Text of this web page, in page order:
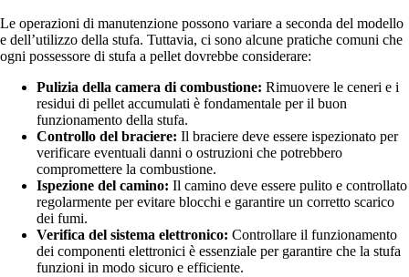
Le operazioni di manutenzione possono variare a seconda del modello
e dell’utilizzo della stufa. Tuttavia, ci sono alcune pratiche comuni che
ogni possessore di stufa a pellet dovrebbe considerare:
Pulizia della camera di combustione: Rimuovere le ceneri e i
residui di pellet accumulati è fondamentale per il buon
funzionamento della stufa.
Controllo del braciere: Il braciere deve essere ispezionato per
verificare eventuali danni o ostruzioni che potrebbero
compromettere la combustione.
Ispezione del camino: Il camino deve essere pulito e controllato
regolarmente per evitare blocchi e garantire un corretto scarico
dei fumi.
Verifica del sistema elettronico: Controllare il funzionamento
dei componenti elettronici è essenziale per garantire che la stufa
funzioni in modo sicuro e efficiente.